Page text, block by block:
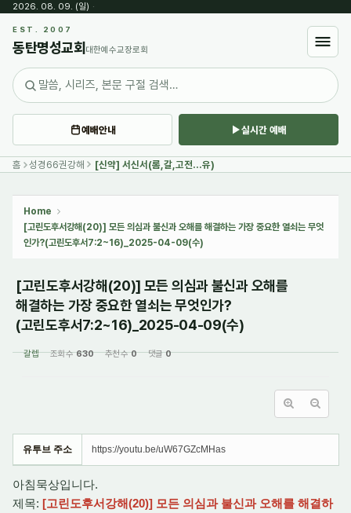
2026. 08. 09. (일) ·
EST. 2007
동탄명성교회 대한예수교장로회
예배안내 실시간 예배
홈 성경66권강해 [신약] 서신서(롬,갈,고전...유)
Home
[고린도후서강해(20)] 모든 의심과 불신과 오해를 해결하는 가장 중요한 열쇠는 무엇
인가?(고린도후서7:2~16)_2025-04-09(수)
[고린도후서강해(20)] 모든 의심과 불신과 오해를
해결하는 가장 중요한 열쇠는 무엇인가?
(고린도후서7:2~16)_2025-04-09(수)
갈렙 조회 수630 추천 수0 댓글0
유투브 주소 https://youtu.be/uW67GZcMHas
아침묵상입니다.
제목: [고린도후서강해(20)] 모든 의심과 불신과 오해를 해결하
Sketchbook5, 스케치북5
Sketchbook5, 스케치북5